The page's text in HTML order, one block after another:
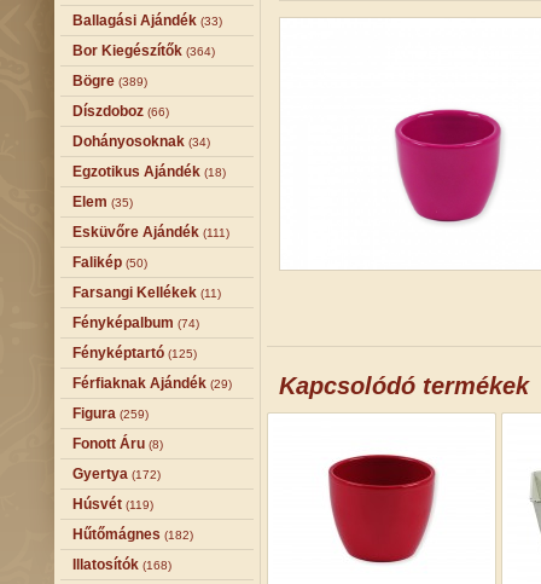
Ballagási Ajándék (33)
Bor Kiegészítők (364)
Bögre (389)
Díszdoboz (66)
Dohányosoknak (34)
Egzotikus Ajándék (18)
Elem (35)
Esküvőre Ajándék (111)
Falikép (50)
Farsangi Kellékek (11)
Fényképalbum (74)
Fényképtartó (125)
Férfiaknak Ajándék (29)
Figura (259)
Fonott Áru (8)
Gyertya (172)
Húsvét (119)
Hűtőmágnes (182)
Illatosítók (168)
Kapcsolódó termékek